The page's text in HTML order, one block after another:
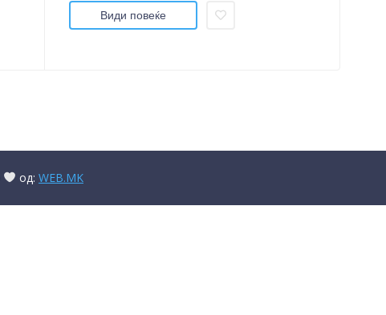
Види повеќе
од: WEB.MK